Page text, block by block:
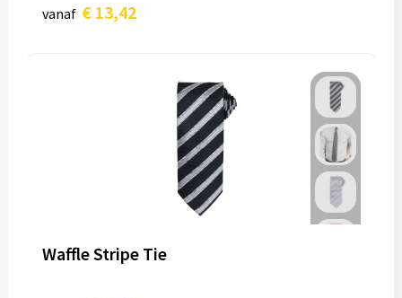
vanaf € 13,42
Waffle Stripe Tie